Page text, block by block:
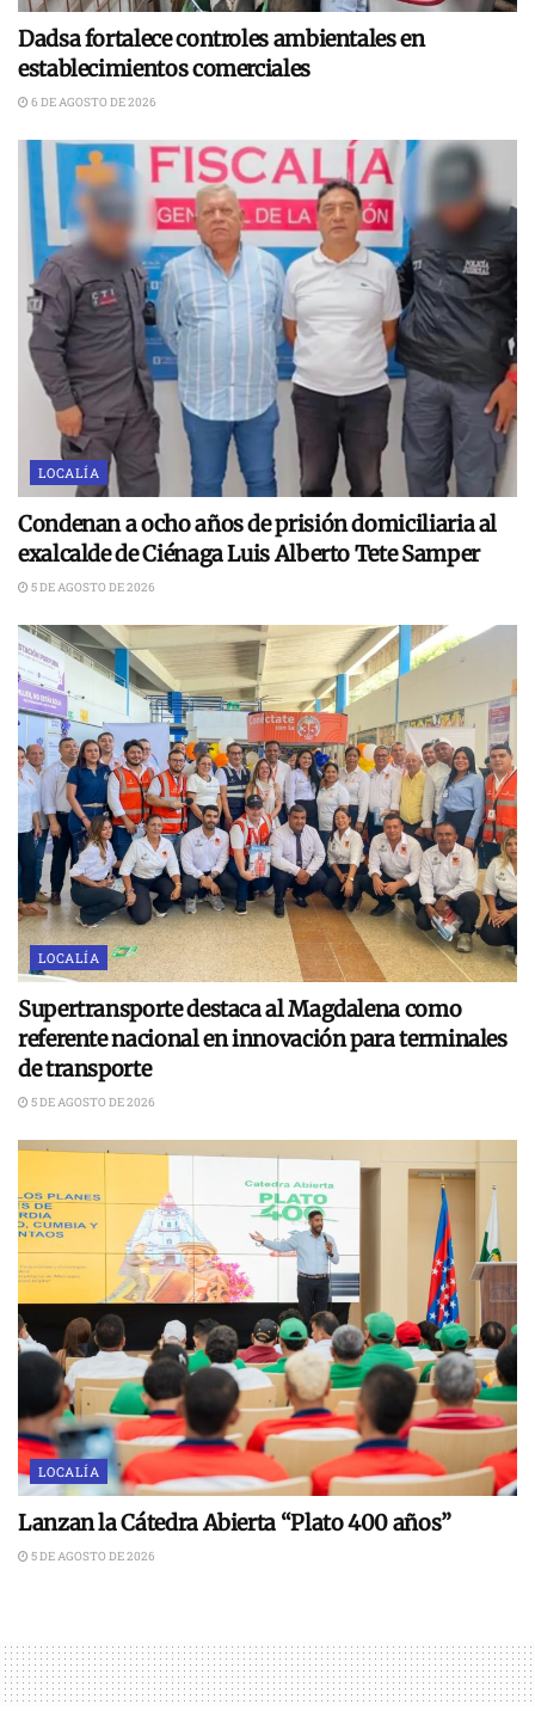
Dadsa fortalece controles ambientales en
establecimientos comerciales
6 DE AGOSTO DE 2026
LOCALÍA
Condenan a ocho años de prisión domiciliaria al
exalcalde de Ciénaga Luis Alberto Tete Samper
5 DE AGOSTO DE 2026
LOCALÍA
Supertransporte destaca al Magdalena como
referente nacional en innovación para terminales
de transporte
5 DE AGOSTO DE 2026
LOCALÍA
Lanzan la Cátedra Abierta “Plato 400 años”
5 DE AGOSTO DE 2026